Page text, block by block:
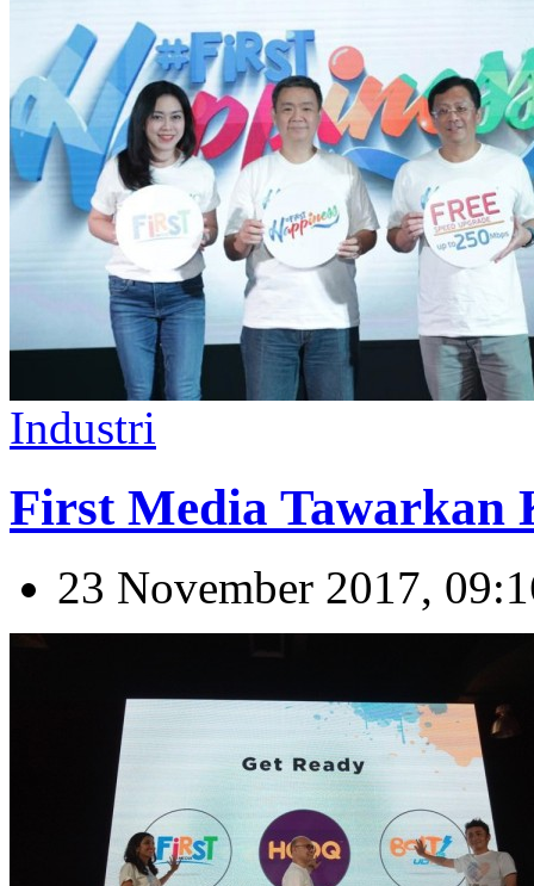
Industri
First Media Tawarkan
23 November 2017,